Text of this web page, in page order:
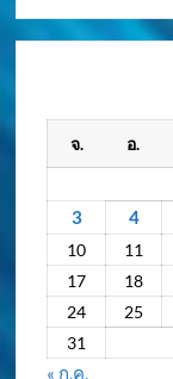
กิจกรรม
ย้อนจ. อ.
3
4
10
11
17
18
24
25
31
« ก.ค.